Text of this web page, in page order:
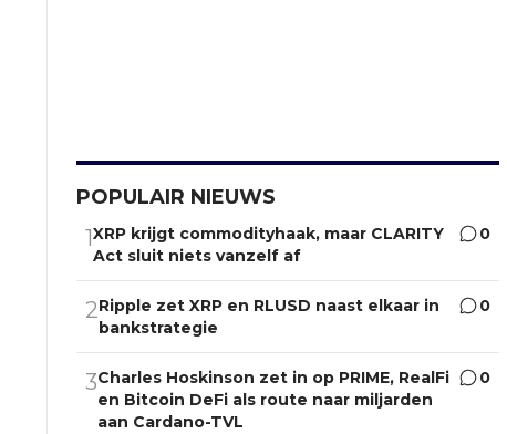
POPULAIR NIEUWS
1XRP krijgt commodityhaak, maar CLARITY
Act sluit niets vanzelf af
0
2Ripple zet XRP en RLUSD naast elkaar in
bankstrategie
0
3Charles Hoskinson zet in op PRIME, RealFi
en Bitcoin DeFi als route naar miljarden
aan Cardano-TVL
0